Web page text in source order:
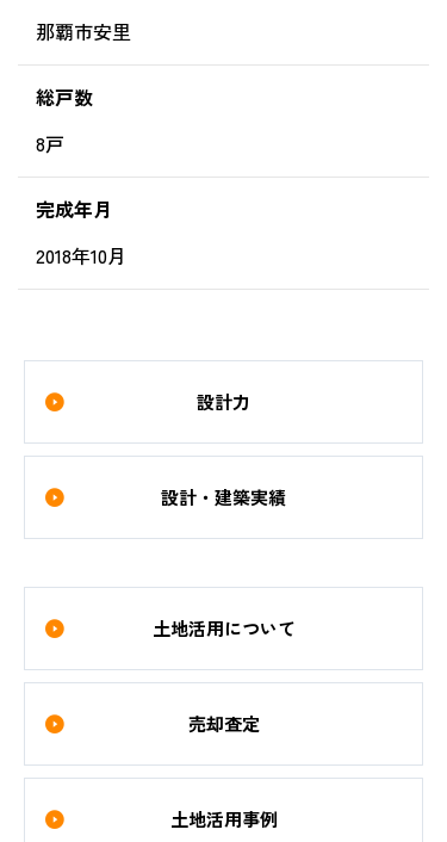
那覇市安里‎
総戸数
8戸
完成年月
2018年10月
設計力
設計・建築実績
土地活用について
売却査定
土地活用事例